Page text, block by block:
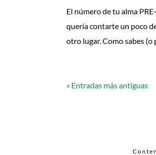
El número de tu alma
quería contarte un poco
otro lugar. Como sabes (o
« Entradas más antiguas